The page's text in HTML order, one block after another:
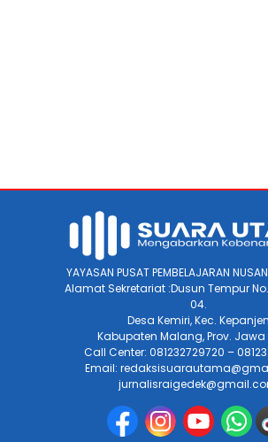
YAYASAN PUSAT PEMBELAJARAN
Alamat Sekretariat :Dusun Tempur No.
04.
Desa Kemiri, Kec. Kepanjen
Kabupaten Malang, Prov. Jawa
Call Center: 081232729720 –
Email: